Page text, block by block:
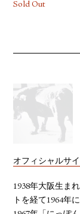
Sold Out
オフィシャルサイ
1938年大阪生ま
トを経て1964年